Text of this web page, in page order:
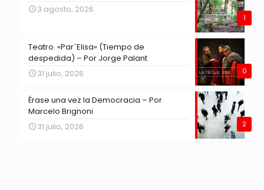
1
3 agosto, 2026
0
Teatro. «Par´Elisa» (Tiempo de
despedida) – Por Jorge Palant
31 julio, 2026
2
Érase una vez la Democracia – Por
Marcelo Brignoni
31 julio, 2026